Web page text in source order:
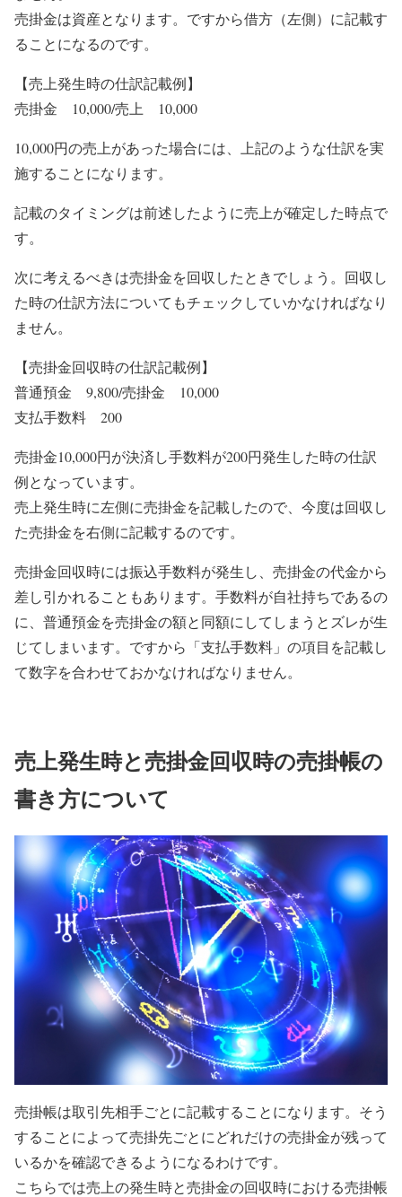
売掛金は資産となります。ですから借方（左側）に記載す
ることになるのです。
【売上発生時の仕訳記載例】
売掛金 10,000/売上 10,000
10,000円の売上があった場合には、上記のような仕訳を実
施することになります。
記載のタイミングは前述したように売上が確定した時点で
す。
次に考えるべきは売掛金を回収したときでしょう。回収し
た時の仕訳方法についてもチェックしていかなければなり
ません。
【売掛金回収時の仕訳記載例】
普通預金 9,800/売掛金 10,000
支払手数料 200
売掛金10,000円が決済し手数料が200円発生した時の仕訳
例となっています。
売上発生時に左側に売掛金を記載したので、今度は回収し
た売掛金を右側に記載するのです。
売掛金回収時には振込手数料が発生し、売掛金の代金から
差し引かれることもあります。手数料が自社持ちであるの
に、普通預金を売掛金の額と同額にしてしまうとズレが生
じてしまいます。ですから「支払手数料」の項目を記載し
て数字を合わせておかなければなりません。
売上発生時と売掛金回収時の売掛帳の
書き方について
売掛帳は取引先相手ごとに記載することになります。そう
することによって売掛先ごとにどれだけの売掛金が残って
いるかを確認できるようになるわけです。
こちらでは売上の発生時と売掛金の回収時における売掛帳